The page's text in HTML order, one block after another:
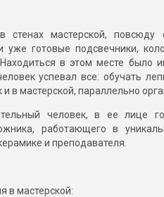
мастерской, повсюду
готовые подсвечники,
в этом месте было
успевал все: обучать
в мастерской, параллельно
человек, в ее лице
работающего в
и преподавателя.
в мастерской: